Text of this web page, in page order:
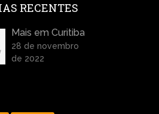
RECENTES
Mais em Curitiba
28 de novembro
de 2022